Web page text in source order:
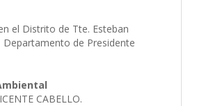
el Distrito de Tte. Esteban
Departamento de Presidente
CABELLO.